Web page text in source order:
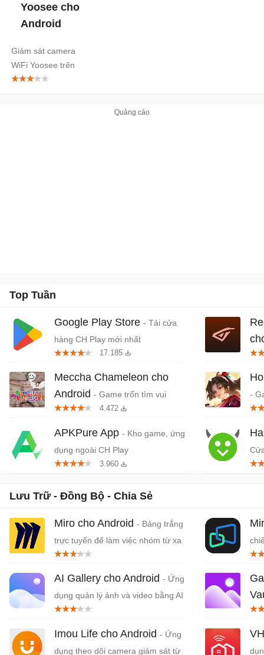
Yoosee cho
Android
Giám sát camera
WiFi Yoosee trên
điện thoại
Top Tuần
Google Play Store - Tải cửa
hàng CH Play mới nhất
17.185
Meccha Chameleon cho
Android - Game trốn tìm vui
nhộn nhiều người chơi
4.472
APKPure App - Kho game, ứng
dụng ngoài CH Play
3.960
-
Da
Lưu Trữ - Đồng Bộ - Chia Sẻ
Miro cho Android - Bảng trắng
trực tuyến để làm việc nhóm từ xa
AI Gallery cho Android - Ứng
dụng quản lý ảnh và video bằng AI
Imou Life cho Android - Ứng
dụng theo dõi camera giám sát từ
PC
lý